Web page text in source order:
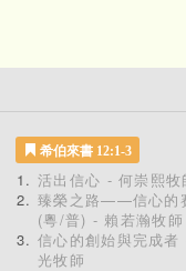
希伯來書 12:1-3
活出信心 - 何崇熙牧
臻榮之路——信心的
(粵/普) - 賴若瀚牧師
信心的創始與完成者
光牧師